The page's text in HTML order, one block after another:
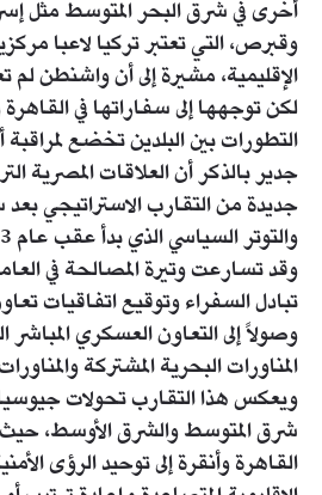
أخرى في شرق البحر المتوسط مثل
وقبرص، التي تعتبر تركيا لاعبا
الإقليمية، مشيرة إلى أن واشنطن لم
لكن توجهها إلى سفاراتها في
التطورات بين البلدين تخضع لمراقبة
جدير بالذكر أن العلاقات المصرية
جديدة من التقارب الاستراتيجي
والتوتر السياسي الذي بدأ عقب عام 2013.
وقد تسارعت وتيرة المصالحة في
تبادل السفراء وتوقيع اتفاقيات
وصولاً إلى التعاون العسكري
المناورات البحرية المشتركة
ويعكس هذا التقارب تحولات
شرق المتوسط والشرق الأوسط،
القاهرة وأنقرة إلى توحيد الرؤى